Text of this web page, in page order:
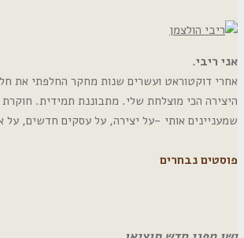
אני ריבי.
אחרי דוקטוראט ועשרים שנות מחקר החלפתי את
היצירה הכי מוצלחת שלי. מתבוננת תמידית.
שמעניינים אותי -על יצירה, על עסקים חדשים,
פוסטים נבחרים